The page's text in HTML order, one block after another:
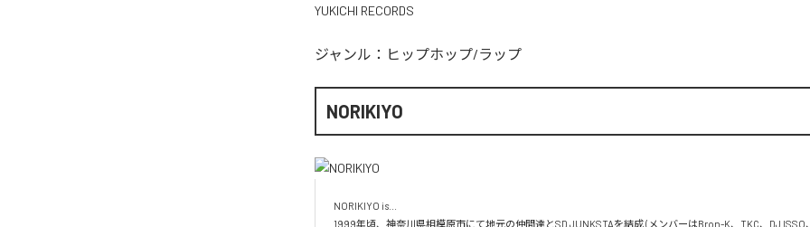
YUKICHI RECORDS
ジャンル： ヒップホップ/ラップ
NORIKIYO
NORIKIYO is...
1999年頃、神奈川県相模原市にて地元の仲間達とSD JUNKSTAを結成 (メンバーはBron-K、TKC、DJ ISSO